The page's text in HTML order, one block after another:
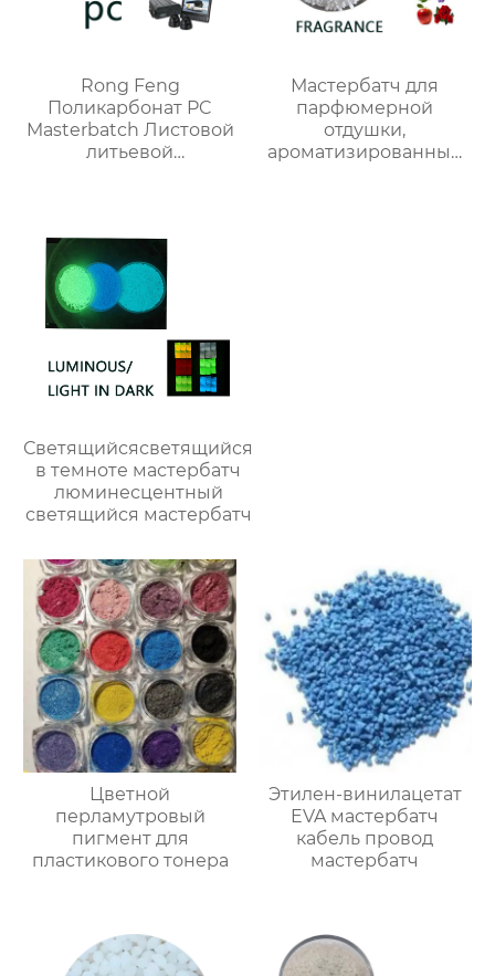
Rong Feng
Поликарбонат PC
Masterbatch Листовой
литьевой
Мастербатч для
парфюмерной
отдушки,
ароматизированный
Светящийсясветящийся
в темноте мастербатч
люминесцентный
светящийся мастербатч
Цветной
перламутровый
пигмент для
пластикового тонера
Этилен-винилацетат
EVA мастербатч
кабель провод
мастербатч